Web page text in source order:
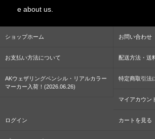
e about us.
ショップホーム お問い合わせ
お支払い方法について 配送方法・送
AKウェザリングペンシル・リアルカラー
マーカー入荷！(2026.06.26)
特定商取引法
マイアカウン
ログイン カートを見る